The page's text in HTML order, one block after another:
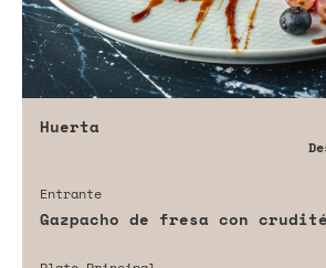
Huerta
Entrante
Gazpacho de fresa con